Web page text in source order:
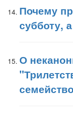
Почему
субботу,
О